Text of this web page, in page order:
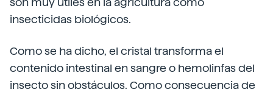
insecticidas biológicos.
Como se ha dicho, el cristal transforma el
contenido intestinal en sangre o hemolinfas del
insecto sin obstáculos. Como consecuencia de